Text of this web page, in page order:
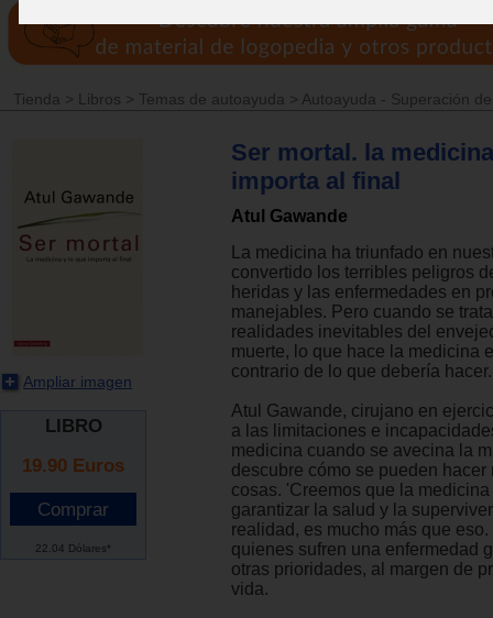
Tienda > Libros > Temas de autoayuda > Autoayuda - Superación
Ampliar imagen
LIBRO
19.90 Euros
22.04 Dólares*
Ser mortal. la
importa al final
Atul Gawande
La medicina ha triunfado en
convertido los terribles peligros
heridas y las enfermedades en
manejables. Pero cuando se
realidades inevitables del
muerte, lo que hace la medicina
contrario de lo que debería hacer.
Atul Gawande, cirujano en
a las limitaciones e
medicina cuando se avecina la
descubre cómo se pueden hacer
cosas. 'Creemos que la
garantizar la salud y la
realidad, es mucho más que
quienes sufren una enfermedad
otras prioridades, al margen de
vida.